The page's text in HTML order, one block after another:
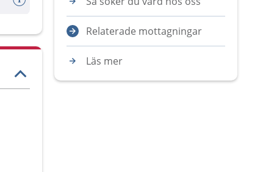
Relaterade mottagningar
Läs mer